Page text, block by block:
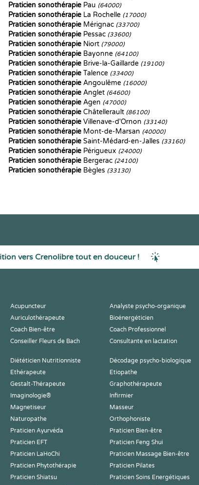
Praticien sonothérapie Pau (64000)
Praticien sonothérapie La Rochelle (17000)
Praticien sonothérapie Mérignac (33700)
Praticien sonothérapie Pessac (33600)
Praticien sonothérapie Niort (79000)
Praticien sonothérapie Bayonne (64100)
Praticien sonothérapie Brive-la-Gaillarde (19100)
Praticien sonothérapie Talence (33400)
Praticien sonothérapie Angoulême (16000)
Praticien sonothérapie Anglet (64600)
Praticien sonothérapie Agen (47000)
Praticien sonothérapie Châtellerault (86100)
Praticien sonothérapie Villenave-d'Ornon (33140)
Praticien sonothérapie Mont-de-Marsan (40000)
Praticien sonothérapie Saint-Médard-en-Jalles (33160)
Praticien sonothérapie Périgueux (24000)
Praticien sonothérapie Bergerac (24100)
Praticien sonothérapie Bègles (33130)
vers Crenolibre tout en douceur !
Acupuncteur Analyste psycho-organique
Auriculothérapeute Bioénergéticien
Coach Bien-être Coach Professionnel
Conseiller Fleurs de Bach Consultante en lactation
Diététicien Nutritionniste Décodage psycho-biologique
Ethérapeute Etiopathe
Gestalt-Thérapeute Graphothérapeute
Imaginologie® Infirmier
Magnetiseur Masseur
Naturopathe Orthophoniste
Praticien Ayurvéda Praticien Bien-être
Praticien EFT Praticien Feng Shui
Praticien LaHoChi Praticien Massage Bien-être
Praticien Phytothérapie Praticien Pilates
Praticien Shiatsu Praticien Soins Energétiques